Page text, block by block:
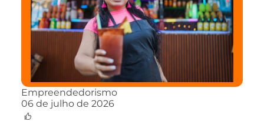
Empreendedorismo
06 de julho de 2026